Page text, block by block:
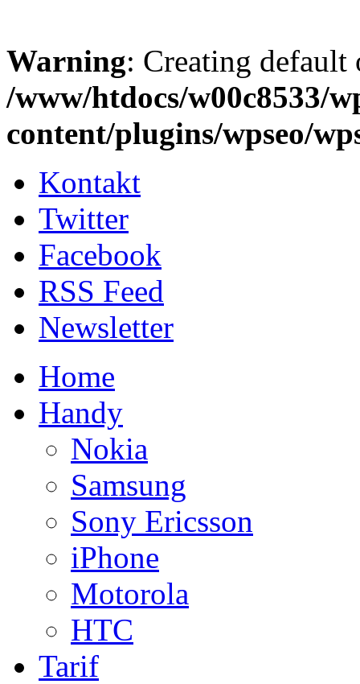
Warning: Creating
/www/htdocs/w00c8533/
content/plugins/wpseo/
Kontakt
Twitter
Facebook
RSS Feed
Newsletter
Home
Handy
Nokia
Samsung
Sony Ericsson
iPhone
Motorola
HTC
Tarif